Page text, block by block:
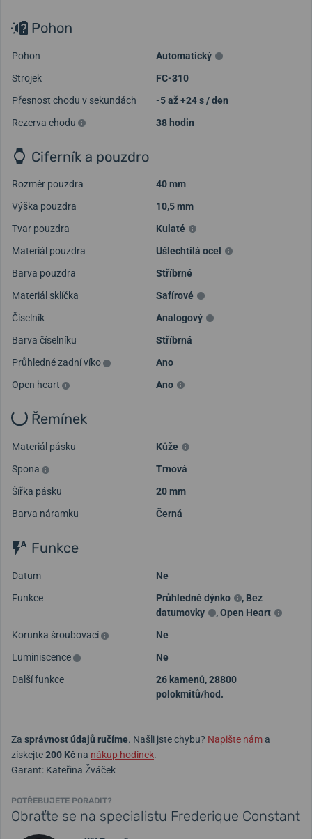
Pohon
Pohon
Automatický
Strojek
FC-310
Přesnost chodu v sekundách
-5 až +24 s / den
Rezerva chodu
38 hodin
Ciferník a pouzdro
Rozměr pouzdra
40 mm
Výška pouzdra
10,5 mm
Tvar pouzdra
Kulaté
Materiál pouzdra
Ušlechtilá ocel
Barva pouzdra
Stříbrné
Materiál sklíčka
Safírové
Číselník
Analogový
Barva číselníku
Stříbrná
Průhledné zadní víko
Ano
Open heart
Ano
Řemínek
Materiál pásku
Kůže
Spona
Trnová
Šířka pásku
20 mm
Barva náramku
Černá
Funkce
Datum
Ne
Funkce
Průhledné dýnko , Bez
datumovky
,Open Heart
Korunka šroubovací
Ne
Luminiscence
Ne
Další funkce
26 kamenů, 28800
polokmitů/hod.
Za správnost údajů ručíme. Našli jste chybu? Napište náma
získejte200 Kč na nákup hodinek.
Garant: Kateřina Žváček
POTŘEBUJETE PORADIT?
Obraťte se na specialistu Frederique Constant